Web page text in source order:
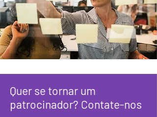
Quer se tornar um
patrocinador? Contate-nos